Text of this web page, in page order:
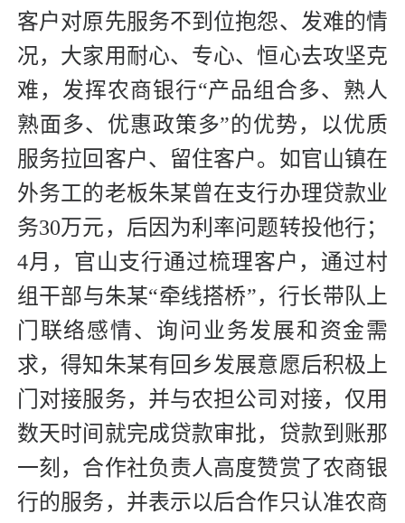
客户对原先服务不到位抱怨、发难的情
况，大家用耐心、专心、恒心去攻坚克
难，发挥农商银行“产品组合多、熟人
熟面多、优惠政策多”的优势，以优质
服务拉回客户、留住客户。如官山镇在
外务工的老板朱某曾在支行办理贷款业
务30万元，后因为利率问题转投他行；
4月，官山支行通过梳理客户，通过村
组干部与朱某“牵线搭桥”，行长带队上
门联络感情、询问业务发展和资金需
求，得知朱某有回乡发展意愿后积极上
门对接服务，并与农担公司对接，仅用
数天时间就完成贷款审批，贷款到账那
一刻，合作社负责人高度赞赏了农商银
行的服务，并表示以后合作只认准农商